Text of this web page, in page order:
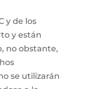
y de los
y están
no obstante,
se utilizarán